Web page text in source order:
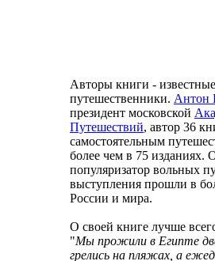
Авторы книги -
путешественники. Антон
президент московской
Путешествий, автор 36
самостоятельным
более чем в 75 изданиях.
популяризатор вольных
выступления прошли в
России и мира.
О своей книге лучше
"Мы прожили в Египте
грелись на пляжах, а